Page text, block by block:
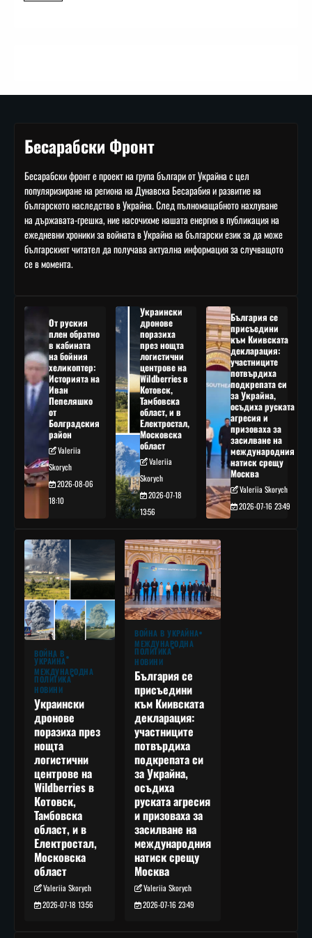
Бесарабски Фронт
Бесарабски фронт е проект на група българи от Украйна с цел
популяризиране на региона на Дунавска Бесарабия и развитие на
българското наследство в Украйна. След пълномащабното нахлуване
на държавата-грешка, ние насочихме нашата енергия в публикация на
ежедневни хроники за войната в Украйна на български език за да може
българският читател да получава актуална информация за случващото
се в момента.
От руския
плен обратно
в кабината
на бойния
хеликоптер:
Историята на
Иван
Пепеляшко
от
Болградския
район
Valeriia
Skorych
2026-08-06
18:10
Украински
дронове
поразиха
през нощта
логистични
центрове на
Wildberries в
Котовск,
Тамбовска
област, и в
Електростал,
Московска
област
Valeriia
Skorych
2026-07-18
13:56
България се
присъедини
към Киивската
декларация:
участниците
потвърдиха
подкрепата си
за Украйна,
осъдиха руската
агресия и
призоваха за
засилване на
международния
натиск срещу
Москва
Valeriia Skorych
2026-07-16 23:49
ВОЙНА В
УКРАЙНА
МЕЖДУНАРОДНА
ПОЛИТИКА
НОВИНИ
Украински
дронове
поразиха през
нощта
логистични
центрове на
Wildberries в
Котовск,
Тамбовска
област, и в
Електростал,
Московска
област
Valeriia Skorych
2026-07-18 13:56
ВОЙНА В УКРАЙНА
МЕЖДУНАРОДНА
ПОЛИТИКА
НОВИНИ
България се
присъедини
към Киивската
декларация:
участниците
потвърдиха
подкрепата си
за Украйна,
осъдиха
руската агресия
и призоваха за
засилване на
международния
натиск срещу
Москва
Valeriia Skorych
2026-07-16 23:49